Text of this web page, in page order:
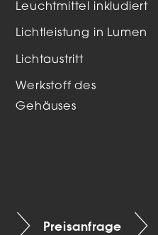
Leuchtmittel inkludiert
Lichtleistung in Lumen
Lichtaustritt
Werkstoff des
Gehäuses
Preisanfrage